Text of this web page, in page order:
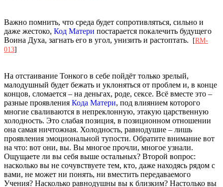
Важно помнить, что среда будет сопротивляться, сильно и
даже жестоко, Код Матери постарается покалечить будущего
Воина Духа, загнать его в угол, унизить и растоптать.
[RM-
013]
На отстаивание Тонкого в себе пойдёт только зрелый,
малодушный будет бежать и уклоняться от проблем и, в конце
концов, сломается – на деньгах, роде, сексе. Всё вместе это –
разные проявления Кода Матери, под влиянием которого
многие сваливаются в непреклонную, этакую царственную
холодность. Это слабая позиция, в позиционном отношении
она самая ничтожная. Холодность, равнодушие – лишь
проявления эмоциональной тупости. Обратите внимание вот
на что: вот они, вы. Вы многое прочли, многое узнали.
Ощущаете ли вы себя выше остальных? Второй вопрос:
насколько вы не сочувствуете тем, кто, даже находясь рядом с
вами, не может ни понять, ни вместить передаваемого
Учения? Насколько равнодушны вы к близким? Настолько вы